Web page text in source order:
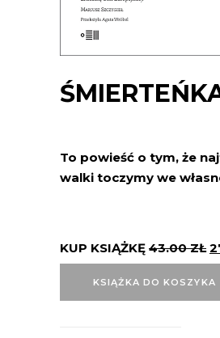
To powieść o tym, że
walki toczymy we
KUP KSIĄŻKĘ 43.00ZŁ
KSIĄŻKA DO KOSZYKA